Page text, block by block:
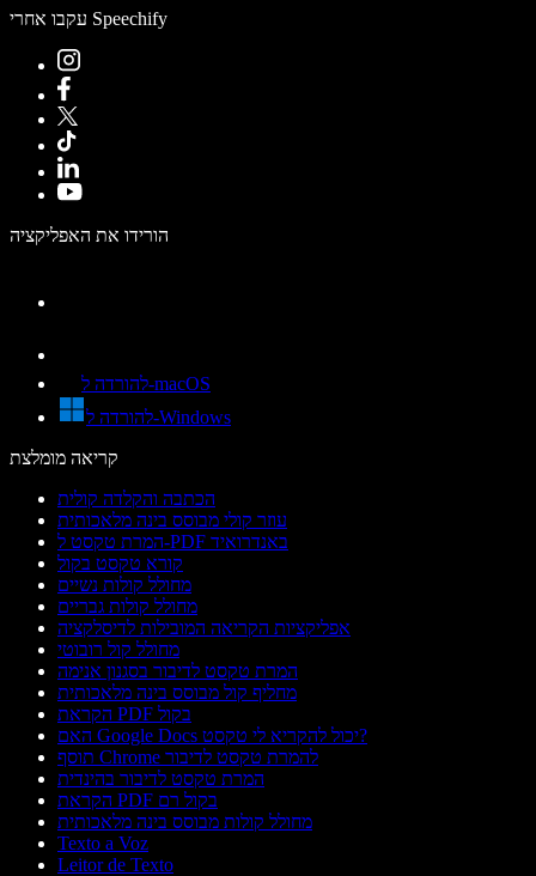
עקבו אחרי Speechify
הורידו את האפליקציה
להורדה ל-macOS
להורדה ל-Windows
קריאה מומלצת
הכתבה והקלדה קולית
עוזר קולי מבוסס בינה מלאכותית
המרת טקסט ל-PDF באנדרואיד
קורא טקסט בקול
מחולל קולות נשיים
מחולל קולות גבריים
אפליקציות הקריאה המובילות לדיסלקציה
מחולל קול רובוטי
המרת טקסט לדיבור בסגנון אנימה
מחליף קול מבוסס בינה מלאכותית
הקראת PDF בקול
האם Google Docs יכול להקריא לי טקסט?
תוסף Chrome להמרת טקסט לדיבור
המרת טקסט לדיבור בהינדית
הקראת PDF בקול רם
מחולל קולות מבוסס בינה מלאכותית
Texto a Voz
Leitor de Texto